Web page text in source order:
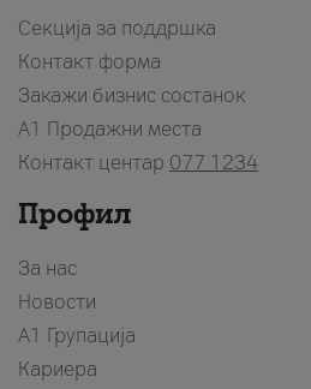
Секција за поддршка
Контакт форма
Закажи бизнис состанок
A1 Продажни места
Контакт центар 077 1234
Профил
За нас
Новости
А1 Групација
Кариера